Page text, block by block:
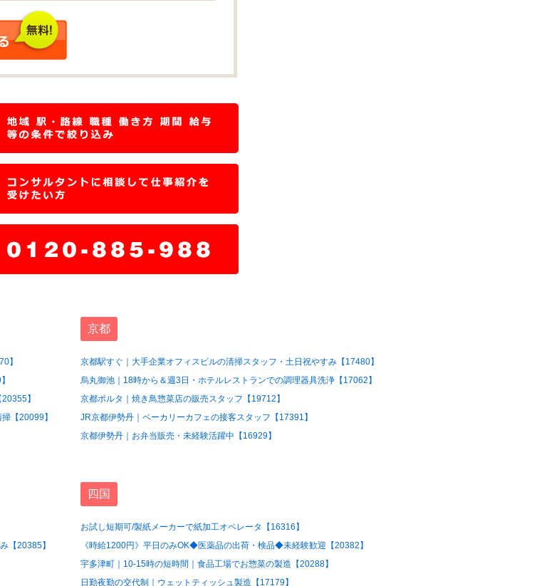
】
】
【20099】
京都
京都駅すぐ｜大手企業オフィスビルの清掃スタッフ・土日祝やすみ【17480】
烏丸御池｜18時から＆週3日・ホテルレストランでの調理器具洗浄【17062】
京都ポルタ｜焼き鳥惣菜店の販売スタッフ【19712】
JR京都伊勢丹｜ベーカリーカフェの接客スタッフ【17391】
京都伊勢丹｜お弁当販売・未経験活躍中【16929】
【20385】
四国
お試し短期可/製紙メーカーで紙加工オペレータ【16316】
《時給1200円》平日のみOK◆医薬品の出荷・検品◆未経験歓迎【20382】
宇多津町｜10-15時の短時間｜食品工場でお惣菜の製造【20288】
日勤夜勤の交代制｜ウェットティッシュ製造【17179】